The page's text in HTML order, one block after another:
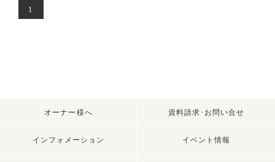
1
オーナー様へ 資料請求･お問い合せ
インフォメーション イベント情報